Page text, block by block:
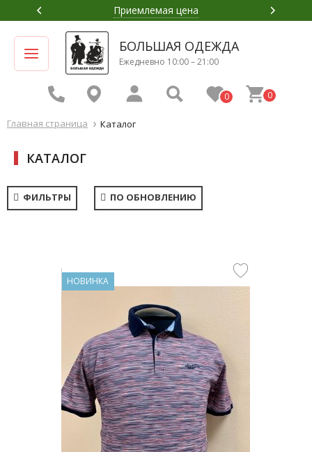
Приемлемая цена
БОЛЬШАЯ ОДЕЖДА
Ежедневно 10:00 – 21:00
0 0
Главная страница Каталог
КАТАЛОГ
ФИЛЬТРЫ ПО ОБНОВЛЕНИЮ
НОВИНКА